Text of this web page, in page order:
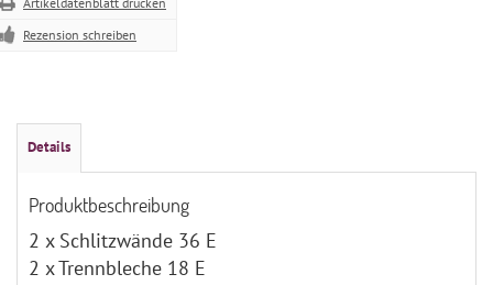
Rezension schreiben
Details
Produktbeschreibung
2 x Schlitzwände 36 E
2 x Trennbleche 18 E